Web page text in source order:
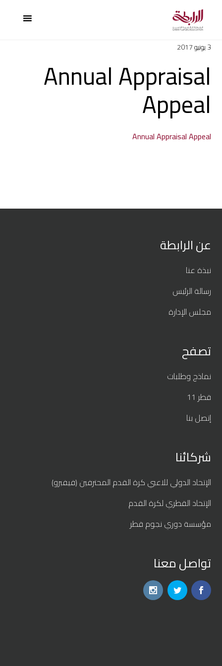
3 يونيو 2017
Annual Appraisal
Appeal
Annual Appraisal Appeal
عن الرابطة
نبذة عنا
رسالة الرئيس
مجلس الإدارة
تصفح
نماذج وطلبات
قطر 11
إتصل بنا
شركائنا
الإتحاد الدولي للاعبي كرة القدم المحترفين (فيفبرو)
الإتحاد القطري لكرة القدم
مؤسسة دوري نجوم قطر
تواصل معنا